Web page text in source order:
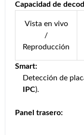
Capacidad de
Vista en vivo
/
Reproducción
Smart:
Detección de
IPC).
Panel trasero: